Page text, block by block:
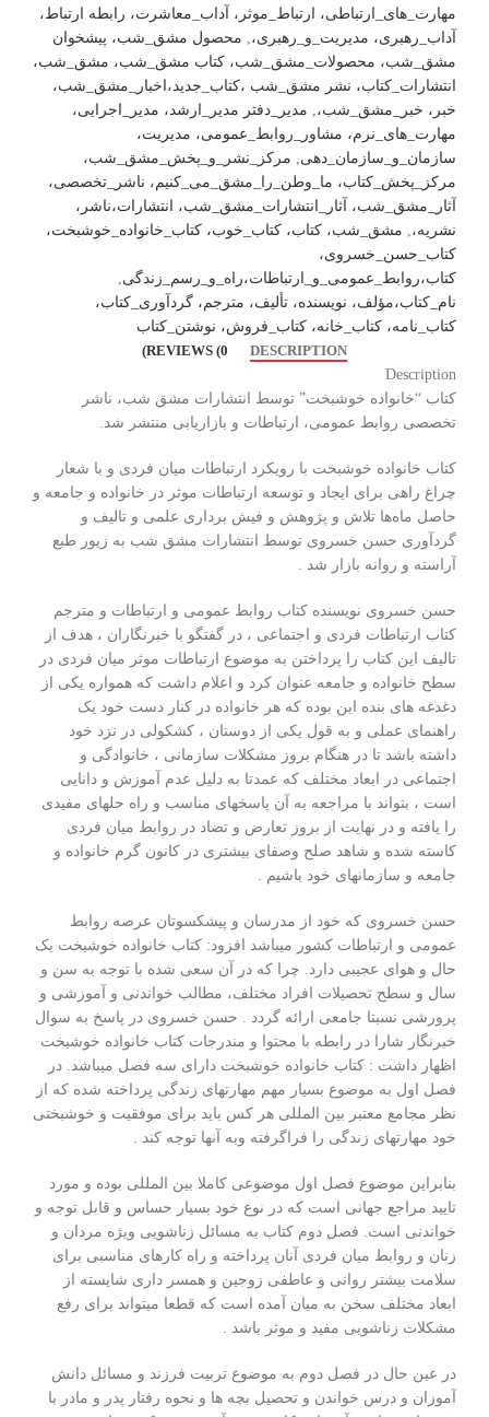
مهارت_های_ارتباطی، ارتباط_موثر، آداب_معاشرت، رابطه ارتباط،
آداب_رهبری، مدیریت_و_رهبری،, محصول مشق_شب، پیشخوان
مشق_شب، محصولات_مشق_شب، کتاب مشق_شب، مشق_شب،
انتشارات_کتاب، نشر مشق_شب ،کتاب_جدید،اخبار_مشق_شب،
خبر، خبر_مشق_شب،, مدیر_دفتر مدیر_ارشد، مدیر_اجرایی،
مهارت_های_نرم، مشاور_روابط_عمومی، مدیریت،
سازمان_و_سازمان_دهی, مرکز_نشر_و_پخش_مشق_شب،
مرکز_پخش_کتاب، ما_وطن_را_مشق_می_کنیم، ناشر_تخصصی،
آثار_مشق_شب، آثار_انتشارات_مشق_شب، انتشارات،ناشر،
نشریه،, مشق_شب، کتاب، کتاب_خوب، کتاب_خانواده_خوشبخت،
کتاب_حسن_خسروی،
کتاب،روابط_عمومی_و_ارتباطات،راه_و_رسم_زندگی,
نام_کتاب،مؤلف، نویسنده، تألیف، مترجم، گردآوری_کتاب،
کتاب_نامه، کتاب_خانه، کتاب_فروش، نوشتن_کتاب
DESCRIPTION
REVIEWS (0)
Description
کتاب “خانواده خوشبخت” توسط انتشارات مشق شب، ناشر
تخصصی روابط عمومی، ارتباطات و بازاریابی منتشر شد.
کتاب خانواده خوشبخت با رویکرد ارتباطات میان فردی و با شعار
چراغ راهی برای ایجاد و توسعه ارتباطات موثر در خانواده و جامعه و
حاصل ماه‌ها تلاش و پژوهش و فیش برداری علمی و تالیف و
گردآوری حسن خسروی توسط انتشارات مشق شب به زیور طبع
آراسته و روانه بازار شد .
حسن خسروی نویسنده کتاب روابط عمومی و ارتباطات و مترجم
کتاب ارتباطات فردی و اجتماعی ، در گفتگو با خبرنگاران ، هدف از
تالیف این کتاب را پرداختن به موضوع ارتباطات موثر میان فردی در
سطح خانواده و جامعه عنوان کرد و اعلام داشت که همواره یکی از
دغدغه های بنده این بوده که هر خانواده در کنار دست خود یک
راهنمای عملی و به قول یکی از دوستان ، کشکولی در نزد خود
داشته باشد تا در هنگام بروز مشکلات سازمانی ، خانوادگی و
اجتماعی در ابعاد مختلف که عمدتا به دلیل عدم آموزش و دانایی
است ، بتواند با مراجعه به آن پاسخهای مناسب و راه حلهای مفیدی
را یافته و در نهایت از بروز تعارض و تضاد در روابط میان فردی
کاسته شده و شاهد صلح وصفای بیشتری در کانون گرم خانواده و
جامعه و سازمانهای خود باشیم .
حسن خسروی که خود از مدرسان و پیشکسوتان عرصه روابط
عمومی و ارتباطات کشور میباشد افزود: کتاب خانواده خوشبخت یک
حال و هوای عجیبی دارد. چرا که در آن سعی شده با توجه به سن و
سال و سطح تحصیلات افراد مختلف، مطالب خواندنی و آموزشی و
پرورشی نسبتا جامعی ارائه گردد . حسن خسروی در پاسخ به سوال
خبرنگار شارا در رابطه با محتوا و مندرجات کتاب خانواده خوشبخت
اظهار داشت : کتاب خانواده خوشبخت دارای سه فصل میباشد. در
فصل اول به موضوع بسیار مهم مهارتهای زندگی پرداخته شده که از
نظر مجامع معتبر بین المللی هر کس باید برای موفقیت و خوشبختی
خود مهارتهای زندگی را فراگرفته وبه آنها توجه کند .
بنابراین موضوع فصل اول موضوعی کاملا بین المللی بوده و مورد
تایید مراجع جهانی است که در نوع خود بسیار حساس و قابل توجه و
خواندنی است. فصل دوم کتاب به مسائل زناشویی ویژه مردان و
زنان و روابط میان فردی آنان پرداخته و راه کارهای مناسبی برای
سلامت بیشتر روانی و عاطفی زوجین و همسر داری شایسته از
ابعاد مختلف سخن به میان آمده است که قطعا میتواند برای رفع
مشکلات زناشویی مفید و موثر باشد .
در عین حال در فصل دوم به موضوع تربیت فرزند و مسائل دانش
آموزان و درس خواندن و تحصیل بچه ها و نحوه رفتار پدر و مادر با